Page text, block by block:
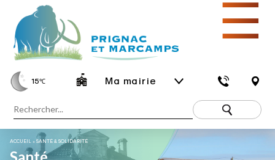
15℃ Ma mairie
☰
ACCUEIL »SANTÉ & SOLIDARITÉ
Santé